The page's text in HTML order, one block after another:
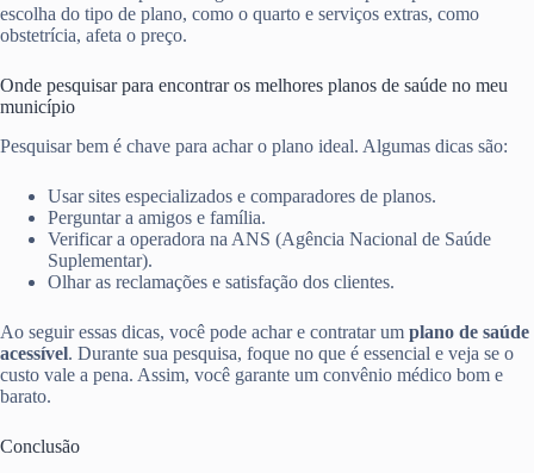
escolha do tipo de plano, como o quarto e serviços extras, como
obstetrícia, afeta o preço.
Onde pesquisar para encontrar os melhores planos de saúde no meu
município
Pesquisar bem é chave para achar o plano ideal. Algumas dicas são:
Usar sites especializados e comparadores de planos.
Perguntar a amigos e família.
Verificar a operadora na ANS (Agência Nacional de Saúde
Suplementar).
Olhar as reclamações e satisfação dos clientes.
Ao seguir essas dicas, você pode achar e contratar um plano de saúde
acessível. Durante sua pesquisa, foque no que é essencial e veja se o
custo vale a pena. Assim, você garante um convênio médico bom e
barato.
Conclusão